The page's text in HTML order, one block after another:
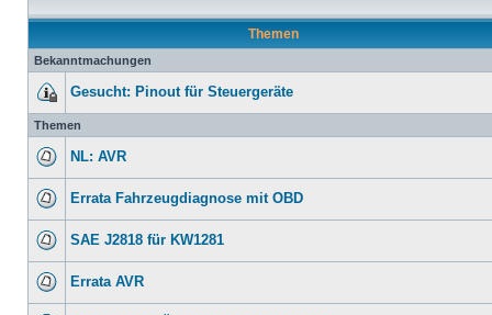
Themen
Bekanntmachungen
Gesucht: Pinout für Steuergeräte
Themen
NL: AVR
Errata Fahrzeugdiagnose mit OBD
SAE J2818 für KW1281
Errata AVR